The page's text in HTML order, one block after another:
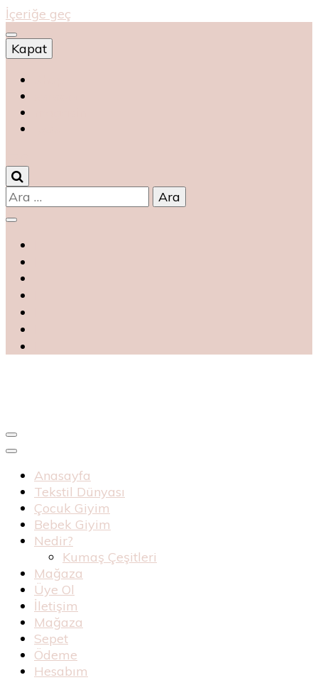
İçeriğe geç
Kapat
Arama:
Haknur Bebe
Anasayfa
Tekstil Dünyası
Çocuk Giyim
Bebek Giyim
Nedir?
Kumaş Çeşitleri
Mağaza
Üye Ol
İletişim
Mağaza
Sepet
Ödeme
Hesabım